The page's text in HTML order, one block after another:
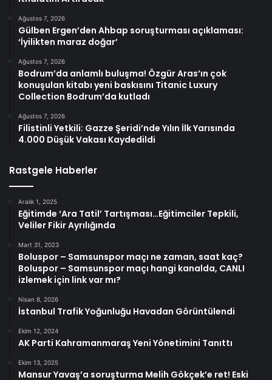
Ağustos 7, 2026
Gülben Ergen’den Ahbap soruşturması açıklaması:
‘İyilikten maraz doğar’
Ağustos 7, 2026
Bodrum’da anlamlı buluşma! Özgür Aras’ın çok
konuşulan kitabı yeni baskısını Titanic Luxury
Collection Bodrum’da kutladı
Ağustos 7, 2026
Filistinli Yetkili: Gazze Şeridi’nde Yılın İlk Yarısında
4.000 Düşük Vakası Kaydedildi
Rastgele Haberler
Aralık 1, 2025
Eğitimde ‘Ara Tatil’ Tartışması…Eğitimciler Tepkili,
Veliler Fikir Ayrılığında
Mart 31, 2023
Boluspor – Samsunspor maçı ne zaman, saat kaç?
Boluspor – Samsunspor maçı hangi kanalda, CANLI
izlemek için link var mı?
Nisan 8, 2026
İstanbul Trafik Yoğunluğu Havadan Görüntülendi
Ekim 12, 2024
AK Parti Kahramanmaraş Yeni Yönetimini Tanıttı
Ekim 13, 2025
Mansur Yavaş’a soruşturma Melih Gökçek’e ret! Eski